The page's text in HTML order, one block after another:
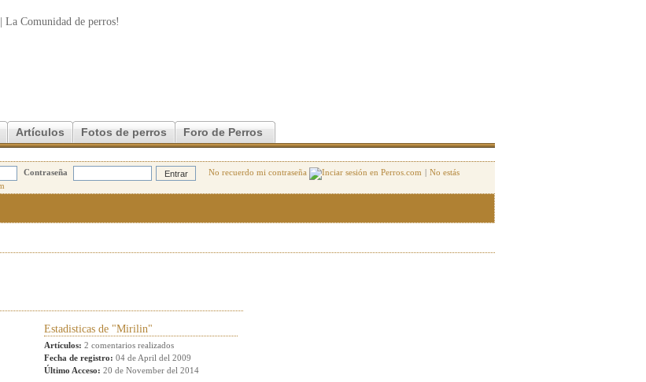
| La Comunidad de perros!
Artículos Fotos de perros Foro de Perros
Contraseña No recuerdo mi contraseña | No estás
Estadisticas de "Mirilin"
Artículos: 2 comentarios realizados
Fecha de registro: 04 de April del 2009
Último Acceso: 20 de November del 2014